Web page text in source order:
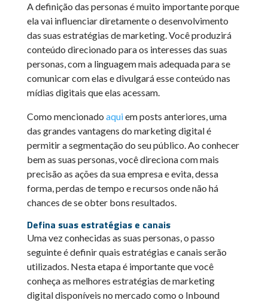
A definição das personas é muito importante porque
ela vai influenciar diretamente o desenvolvimento
das suas estratégias de marketing. Você produzirá
conteúdo direcionado para os interesses das suas
personas, com a linguagem mais adequada para se
comunicar com elas e divulgará esse conteúdo nas
mídias digitais que elas acessam.
Como mencionado aquiem posts anteriores, uma
das grandes vantagens do marketing digital é
permitir a segmentação do seu público. Ao conhecer
bem as suas personas, você direciona com mais
precisão as ações da sua empresa e evita, dessa
forma, perdas de tempo e recursos onde não há
chances de se obter bons resultados.
Defina suas estratégias e canais
Uma vez conhecidas as suas personas, o passo
seguinte é definir quais estratégias e canais serão
utilizados. Nesta etapa é importante que você
conheça as melhores estratégias de marketing
digital disponíveis no mercado como o Inbound